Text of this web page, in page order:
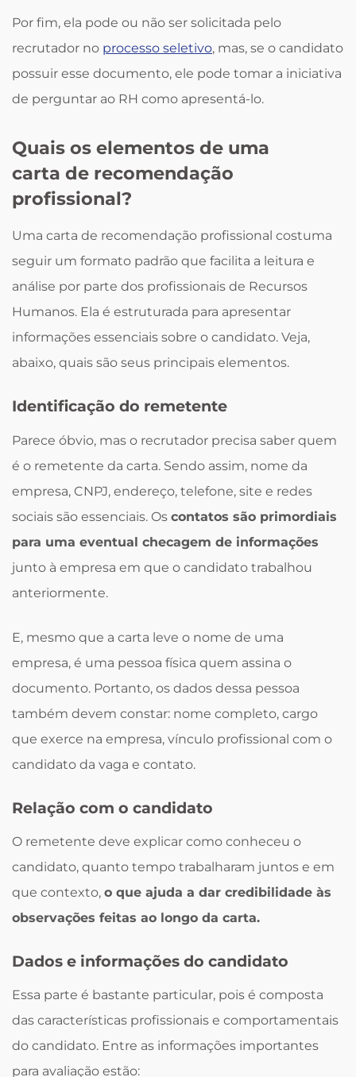
Por fim, ela pode ou não ser solicitada pelo
recrutador no processo seletivo, mas, se o candidato
possuir esse documento, ele pode tomar a iniciativa
de perguntar ao RH como apresentá-lo.
Quais os elementos de uma
carta de recomendação
profissional?
Uma carta de recomendação profissional costuma
seguir um formato padrão que facilita a leitura e
análise por parte dos profissionais de Recursos
Humanos. Ela é estruturada para apresentar
informações essenciais sobre o candidato. Veja,
abaixo, quais são seus principais elementos.
Identificação do remetente
Parece óbvio, mas o recrutador precisa saber quem
é o remetente da carta. Sendo assim, nome da
empresa, CNPJ, endereço, telefone, site e redes
sociais são essenciais. Os contatos são primordiais
para uma eventual checagem de informações
junto à empresa em que o candidato trabalhou
anteriormente.
E, mesmo que a carta leve o nome de uma
empresa, é uma pessoa física quem assina o
documento. Portanto, os dados dessa pessoa
também devem constar: nome completo, cargo
que exerce na empresa, vínculo profissional com o
candidato da vaga e contato.
Relação com o candidato
O remetente deve explicar como conheceu o
candidato, quanto tempo trabalharam juntos e em
que contexto, o que ajuda a dar credibilidade às
observações feitas ao longo da carta.
Dados e informações do candidato
Essa parte é bastante particular, pois é composta
das características profissionais e comportamentais
do candidato. Entre as informações importantes
para avaliação estão: